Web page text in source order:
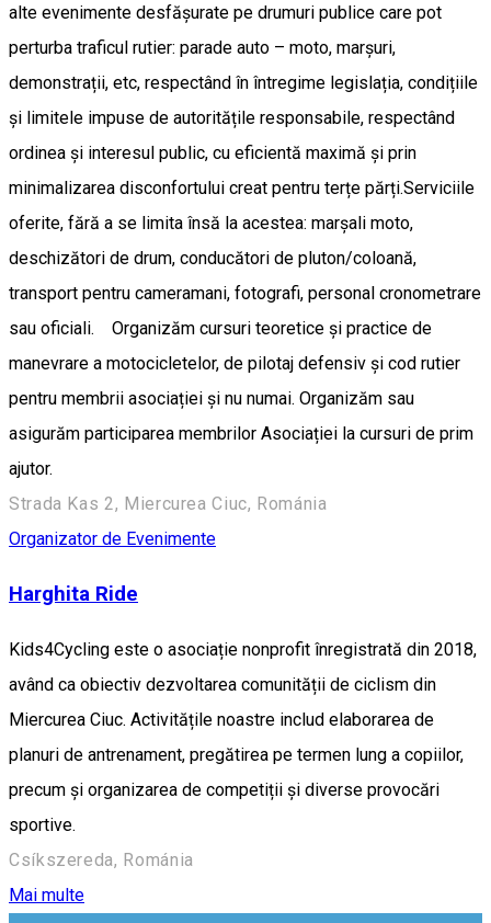
alte evenimente desfășurate pe drumuri publice care pot
perturba traficul rutier: parade auto – moto, marșuri,
demonstrații, etc, respectând în întregime legislația, condițiile
și limitele impuse de autoritățile responsabile, respectând
ordinea și interesul public, cu eficientă maximă și prin
minimalizarea disconfortului creat pentru terțe părți.Serviciile
oferite, fără a se limita însă la acestea: marșali moto,
deschizători de drum, conducători de pluton/coloană,
transport pentru cameramani, fotografi, personal cronometrare
sau oficiali. Organizăm cursuri teoretice și practice de
manevrare a motocicletelor, de pilotaj defensiv și cod rutier
pentru membrii asociației și nu numai. Organizăm sau
asigurăm participarea membrilor Asociației la cursuri de prim
ajutor.
Strada Kas 2, Miercurea Ciuc, Románia
Organizator de Evenimente
Harghita Ride
Kids4Cycling este o asociație nonprofit înregistrată din 2018,
având ca obiectiv dezvoltarea comunității de ciclism din
Miercurea Ciuc. Activitățile noastre includ elaborarea de
planuri de antrenament, pregătirea pe termen lung a copiilor,
precum și organizarea de competiții și diverse provocări
sportive.
Csíkszereda, Románia
Mai multe